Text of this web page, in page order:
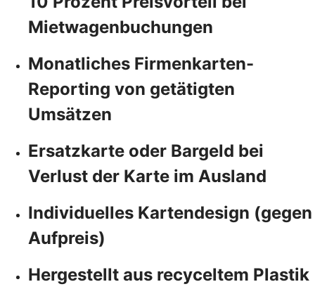
Mietwagenbuchungen
Monatliches Firmenkarten-
Reporting von getätigten
Umsätzen
Ersatzkarte oder Bargeld bei
Verlust der Karte im Ausland
Individuelles Kartendesign (gegen
Aufpreis)
Hergestellt aus recyceltem Plastik